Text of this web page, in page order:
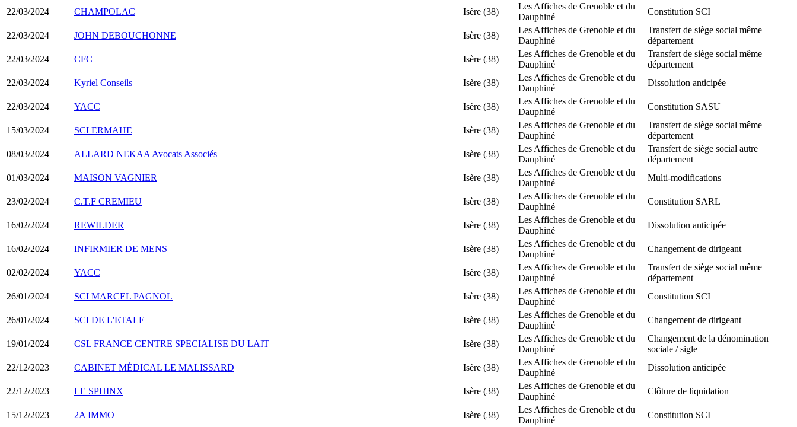
22/03/2024 CHAMPOLAC Isère (38)
Les Affiches de Grenoble et du
Dauphiné
Constitution SCI
22/03/2024 JOHN DEBOUCHONNE Isère (38)
Les Affiches de Grenoble et du
Dauphiné
Transfert de siège social même
département
22/03/2024
CFC Isère (38)
Les Affiches de Grenoble et du
Dauphiné
Transfert de siège social même
département
22/03/2024
Kyriel Conseils Isère (38)
Les Affiches de Grenoble et du
Dauphiné
Dissolution anticipée
22/03/2024 YACC Isère (38)
Les Affiches de Grenoble et du
Dauphiné
Constitution SASU
15/03/2024 SCI ERMAHE Isère (38)
Les Affiches de Grenoble et du
Dauphiné
Transfert de siège social même
département
08/03/2024
ALLARD NEKAA Avocats Associés Isère (38)
Les Affiches de Grenoble et du
Dauphiné
Transfert de siège social autre
département
01/03/2024
MAISON VAGNIER Isère (38)
Les Affiches de Grenoble et du
Dauphiné
Multi-modifications
23/02/2024 C.T.F CREMIEU Isère (38)
Les Affiches de Grenoble et du
Dauphiné
Constitution SARL
16/02/2024 REWILDER Isère (38)
Les Affiches de Grenoble et du
Dauphiné
Dissolution anticipée
16/02/2024 INFIRMIER DE MENS Isère (38)
Les Affiches de Grenoble et du
Dauphiné
Changement de dirigeant
02/02/2024 YACC Isère (38)
Les Affiches de Grenoble et du
Dauphiné
Transfert de siège social même
département
26/01/2024
SCI MARCEL PAGNOL Isère (38)
Les Affiches de Grenoble et du
Dauphiné
Constitution SCI
26/01/2024 SCI DE L'ETALE Isère (38)
Les Affiches de Grenoble et du
Dauphiné
Changement de dirigeant
19/01/2024 CSL FRANCE CENTRE SPECIALISE DU LAIT Isère (38)
Les Affiches de Grenoble et du
Dauphiné
Changement de la dénomination
sociale / sigle
22/12/2023
CABINET MÉDICAL LE MALISSARD Isère (38)
Les Affiches de Grenoble et du
Dauphiné
Dissolution anticipée
22/12/2023 LE SPHINX Isère (38)
Les Affiches de Grenoble et du
Dauphiné
Clôture de liquidation
15/12/2023 2A IMMO Isère (38)
Les Affiches de Grenoble et du
Dauphiné
Constitution SCI